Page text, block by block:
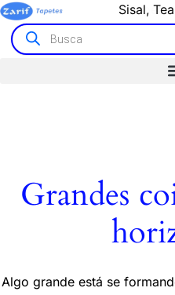
Sisal,
Grandes
Algo grande está se